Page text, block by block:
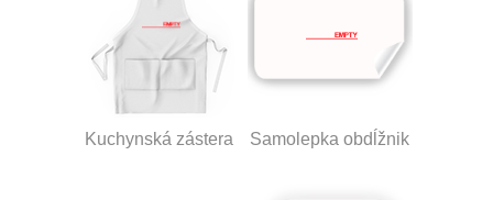
Kuchynská zástera Samolepka obdĺžnik